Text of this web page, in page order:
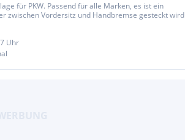
für PKW. Passend für alle Marken, es ist ein
zwischen Vordersitz und Handbremse gesteckt wird
Uhr